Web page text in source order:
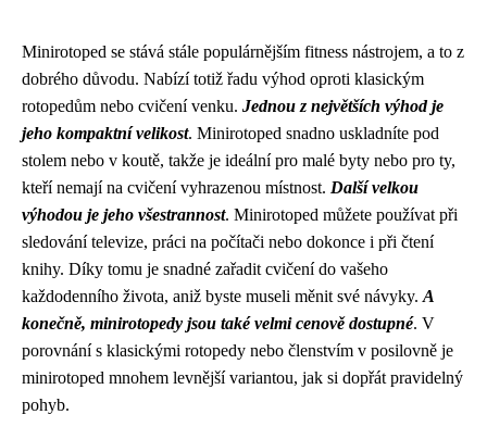
Minirotoped se stává stále populárnějším fitness nástrojem, a to z
dobrého důvodu. Nabízí totiž řadu výhod oproti klasickým
rotopedům nebo cvičení venku. Jednou z největších výhod je
jeho kompaktní velikost. Minirotoped snadno uskladníte pod
stolem nebo v koutě, takže je ideální pro malé byty nebo pro ty,
kteří nemají na cvičení vyhrazenou místnost. Další velkou
výhodou je jeho všestrannost. Minirotoped můžete používat při
sledování televize, práci na počítači nebo dokonce i při čtení
knihy. Díky tomu je snadné zařadit cvičení do vašeho
každodenního života, aniž byste museli měnit své návyky. A
konečně, minirotopedy jsou také velmi cenově dostupné. V
porovnání s klasickými rotopedy nebo členstvím v posilovně je
minirotoped mnohem levnější variantou, jak si dopřát pravidelný
pohyb.